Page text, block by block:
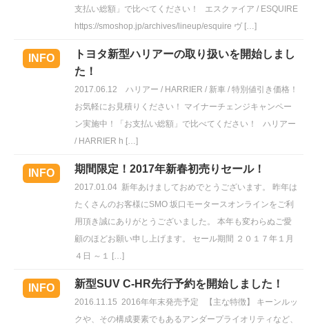
支払い総額」で比べてください！ エスクァイア / ESQUIRE
https://smoshop.jp/archives/lineup/esquire ヴ […]
INFO
トヨタ新型ハリアーの取り扱いを開始しまし
た！
2017.06.12
ハリアー / HARRIER / 新車 / 特別値引き価格！
お気軽にお見積りください！ マイナーチェンジキャンペー
ン実施中！「お支払い総額」で比べてください！ ハリアー
/ HARRIER h […]
INFO 期間限定！2017年新春初売りセール！
2017.01.04 新年あけましておめでとうございます。 昨年は
たくさんのお客様にSMO 坂口モータースオンラインをご利
用頂き誠にありがとうございました。 本年も変わらぬご愛
顧のほどお願い申し上げます。 セール期間 ２０１７年１月
４日 ～１ […]
INFO 新型SUV C-HR先行予約を開始しました！
2016.11.15 2016年年末発売予定 【主な特徴】 キーンルッ
クや、その構成要素でもあるアンダープライオリティなど、